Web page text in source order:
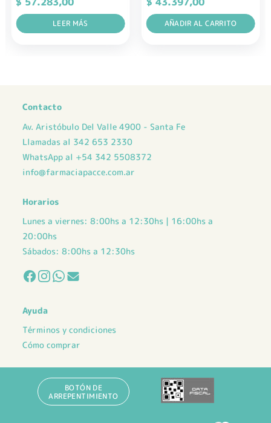
LEER MÁS AÑADIR AL CARRITO
Contacto
Av. Aristóbulo Del Valle 4900 - Santa Fe
Llamadas al 342 653 2330
WhatsApp al +54 342 5508372
info@farmaciapacce.com.ar
Horarios
Lunes a viernes: 8:00hs a 12:30hs | 16:00hs a
20:00hs
Sábados: 8:00hs a 12:30hs
Ayuda
Términos y condiciones
Cómo comprar
BOTÓN DE
ARREPENTIMIENTO